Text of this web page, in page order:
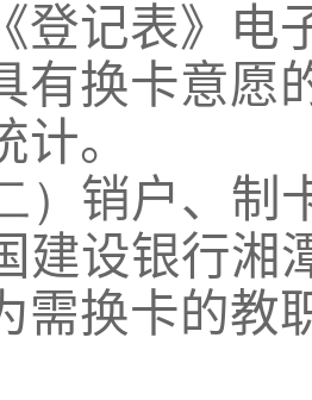
登记表》电
有换卡意愿
计。
） 销户、制
建设银行湘
需换卡的教